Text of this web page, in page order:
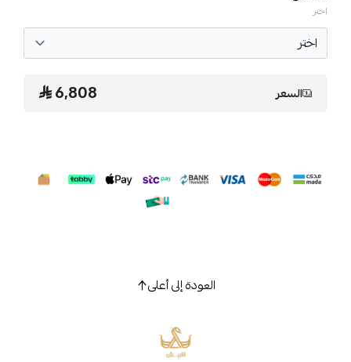
اختر
السعر 6,808
العودة إلى أعلى